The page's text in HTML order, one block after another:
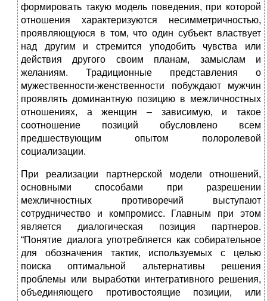
формировать такую модель поведения, при которой
отношения характеризуются несимметричностью,
проявляющуюся в том, что один субъект властвует
над другим и стремится уподобить чувства или
действия другого своим планам, замыслам и
желаниям. Традиционные представления о
мужественности-женственности побуждают мужчин
проявлять доминантную позицию в межличностных
отношениях, а женщин – зависимую, и такое
соотношение позиций обусловлено всем
предшествующим опытом полоролевой
социализации.
При реализации партнерской модели отношений,
основными способами при разрешении
межличностных противоречий выступают
сотрудничество и компромисс. Главным при этом
является диалогическая позиция партнеров.
“Понятие диалога употребляется как собирательное
для обозначения тактик, используемых с целью
поиска оптимальной альтернативы решения
проблемы или выработки интегративного решения,
объединяющего противостоящие позиции, или